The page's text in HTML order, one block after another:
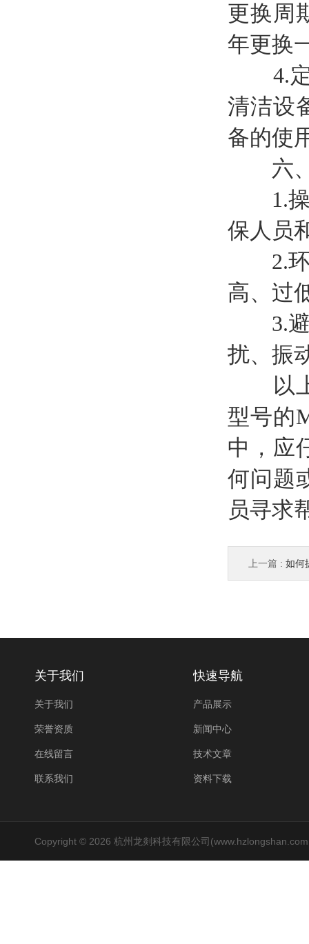
更换周
年更换
4.定
清洁设
备的使
六、
1.操
保人员
2.环
高、过
3.避
扰、振
以上
型号的
中，应
何问题
员寻求
上一篇 : 如何
关于我们
关于我们
荣誉资质
在线留言
联系我们
快速导航
产品展示
新闻中心
技术文章
资料下载
Copyright © 2026 杭州龙剡科技有限公司